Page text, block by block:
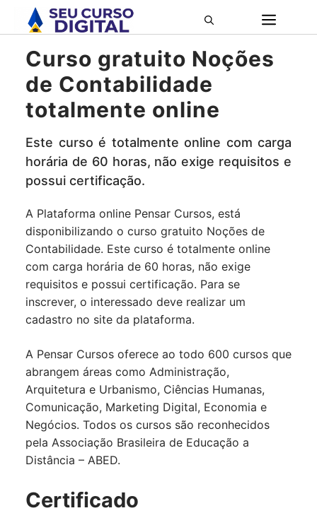
para
conteúdoCurso gratuito Noções
de Contabilidade
totalmente online
Este curso é totalmente online com carga
horária de 60 horas, não exige requisitos e
possui certificação.
A Plataforma online Pensar Cursos, está
disponibilizando o curso gratuito Noções de
Contabilidade. Este curso é totalmente online
com carga horária de 60 horas, não exige
requisitos e possui certificação. Para se
inscrever, o interessado deve realizar um
cadastro no site da plataforma.
A Pensar Cursos oferece ao todo 600 cursos que
abrangem áreas como Administração,
Arquitetura e Urbanismo, Ciências Humanas,
Comunicação, Marketing Digital, Economia e
Negócios. Todos os cursos são reconhecidos
pela Associação Brasileira de Educação a
Distância – ABED.
Certificado